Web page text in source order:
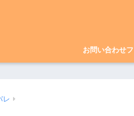
お問い合わせ
レ